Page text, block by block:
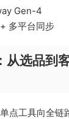
Gen-4
多平台同步
从选品到
点工具向全链